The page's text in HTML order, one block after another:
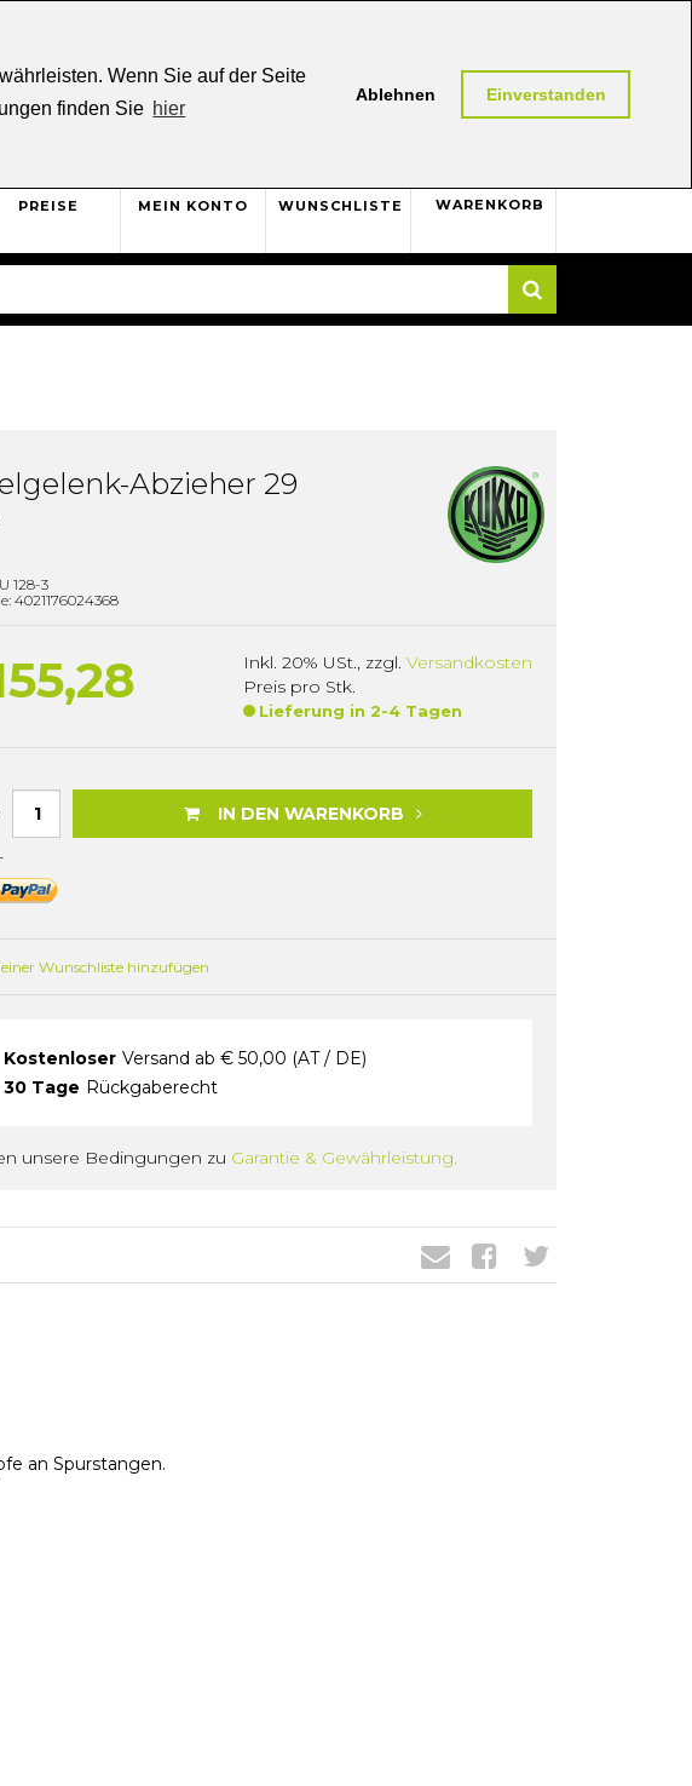
Wenn Sie auf der Seite
finden Sie hier
Ablehnen Einverstanden
Rückgaberecht
PREISE MEIN KONTO WUNSCHLISTE WARENKORB
0
Abzieher 29
128-3
4021176024368
Inkl. 20% USt., zzgl. Versandkosten
Preis pro Stk.
Lieferung in 2-4 Tagen
IN DEN WARENKORB
Wunschliste hinzufügen
Kostenloser Versand ab € 50,00 (AT / DE)
30 Tage Rückgaberecht
unsere Bedingungen zu Garantie & Gewährleistung.
an Spurstangen.